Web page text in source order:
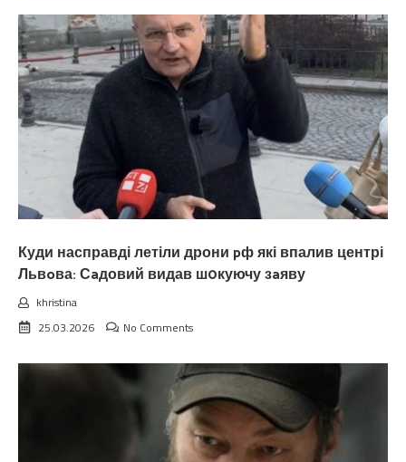
Куди насправді летіли дрони pф які впалив центрі
Львoва: Сaдовий видав ш0куючу зaяву
khristina
25.03.2026
No Comments